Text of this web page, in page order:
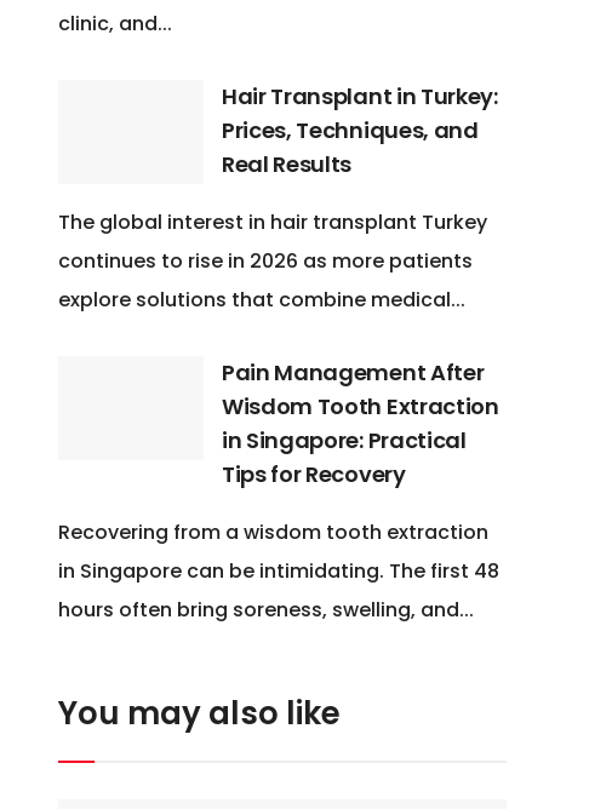
clinic, and...
Hair Transplant in Turkey:
Prices, Techniques, and
Real Results
The global interest in hair transplant Turkey
continues to rise in 2026 as more patients
explore solutions that combine medical...
Pain Management After
Wisdom Tooth Extraction
in Singapore: Practical
Tips for Recovery
Recovering from a wisdom tooth extraction
in Singapore can be intimidating. The first 48
hours often bring soreness, swelling, and...
You may also like